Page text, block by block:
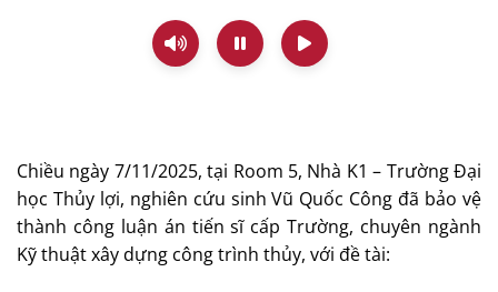
Chiều ngày 7/11/2025, tại Room 5, Nhà K1 – Trường Đại
học Thủy lợi, nghiên cứu sinh Vũ Quốc Công đã bảo vệ
thành công luận án tiến sĩ cấp Trường, chuyên ngành
Kỹ thuật xây dựng công trình thủy, với đề tài: